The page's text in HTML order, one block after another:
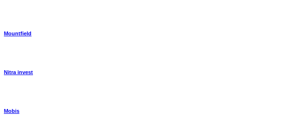
Mountfield
Nitra invest
Mobis